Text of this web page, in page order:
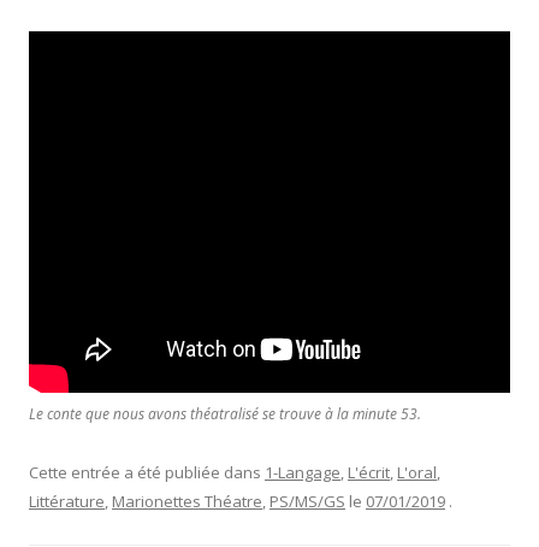
Le conte que nous avons théatralisé se trouve à la minute 53.
Cette entrée a été publiée dans 1-Langage, L'écrit, L'oral,
Littérature, Marionettes Théatre, PS/MS/GS le 07/01/2019 .